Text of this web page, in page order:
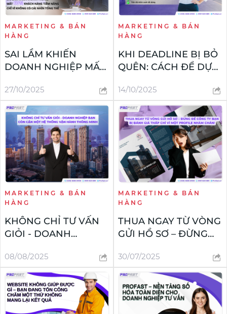
MARKETING & BÁN
HÀNG
SAI LẦM KHIẾN
DOANH NGHIỆP MẤT
TIỀM NĂNG – CHỈ VÌ
KHÔNG CÓ CÁI NHÌN
TỔNG THỂ
27/10/2025
MARKETING & BÁN
HÀNG
KHI DEADLINE BỊ BỎ
QUÊN: CÁCH ĐỂ DỰ
HẸN
14/10/2025
MARKETING & BÁN
HÀNG
KHÔNG CHỈ TƯ VẤN
GIỎI - DOANH
CẦN MỘT HỆ THỐNG
VẬN HÀNH THÔNG
MINH
08/08/2025
MARKETING & BÁN
HÀNG
THUA NGAY TỪ VÒNG
GỬI HỒ SƠ – ĐỪNG
ĐÁNH GIÁ THẤP CHỈ
VÌ MỘT PROFILE
NHÀM CHÁN!
30/07/2025